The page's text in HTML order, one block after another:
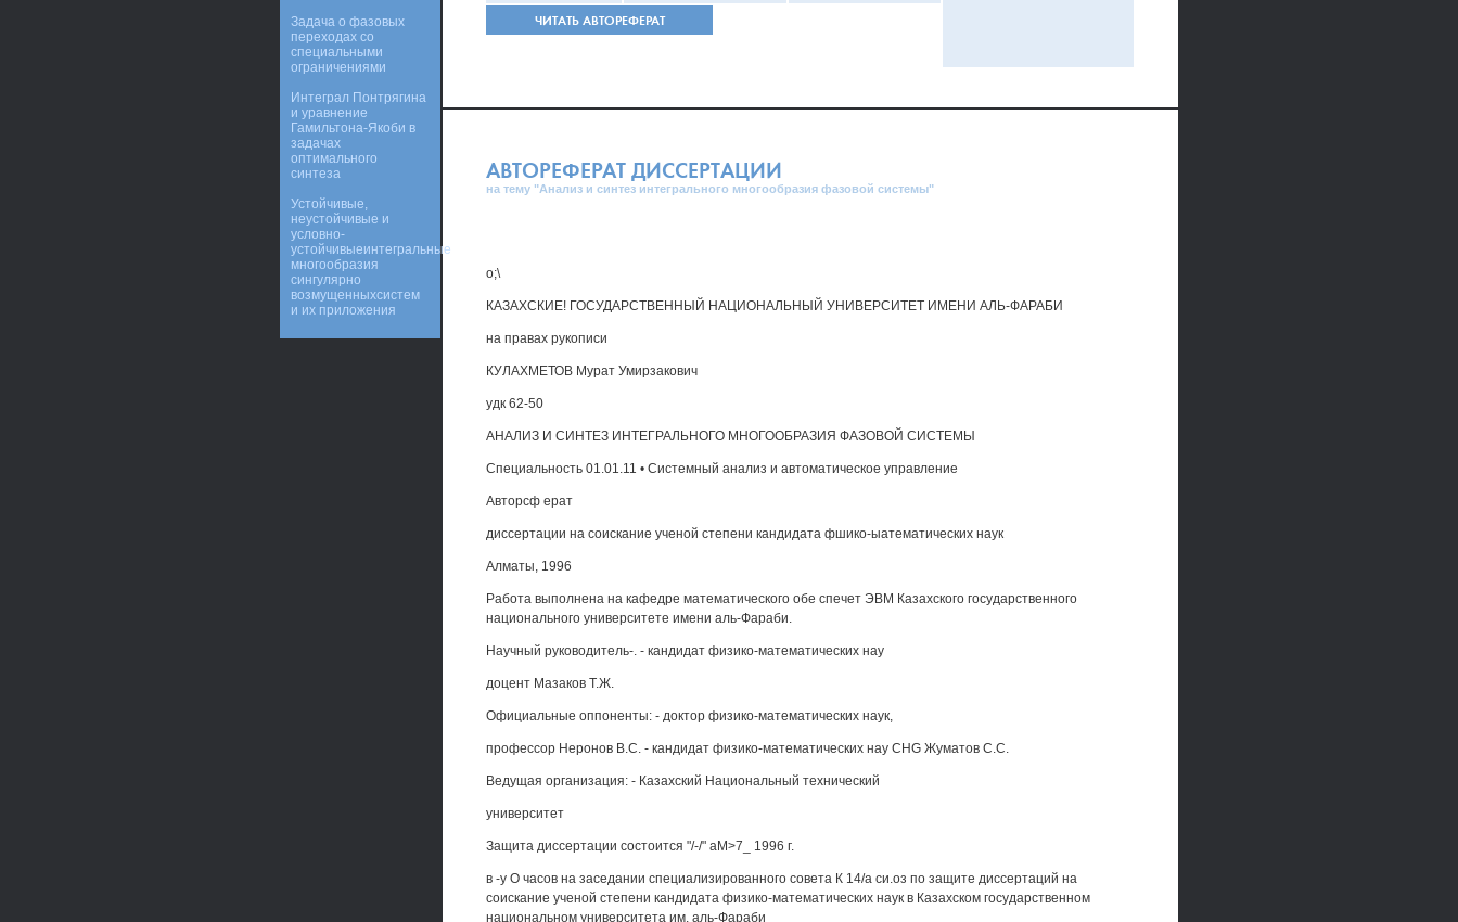
ЧИТАТЬ АВТОРЕФЕРАТ
АВТОРЕФЕРАТ ДИССЕРТАЦИИ
на тему "Анализ и синтез интегрального многообразия фазовой системы"
о;\
КАЗАХСКИЕ! ГОСУДАРСТВЕННЫЙ НАЦИОНАЛЬНЫЙ УНИВЕРСИТЕТ ИМЕНИ АЛЬ-ФАРАБИ
на правах рукописи
КУЛАХМЕТОВ Мурат Умирзакович
удк 62-50
АНАЛИЗ И СИНТЕЗ ИНТЕГРАЛЬНОГО МНОГООБРАЗИЯ ФАЗОВОЙ СИСТЕМЫ
Специальность 01.01.11 • Системный анализ и автоматическое управление
Авторсф ерат
диссертации на соискание ученой степени кандидата фшико-ыатематических наук
Алматы, 1996
Работа выполнена на кафедре математического обе спечет ЭВМ Казахского государственного
национального университете имени аль-Фараби.
Научный руководитель-. - кандидат физико-математических нау
доцент Мазаков Т.Ж.
Официальные оппоненты: - доктор физико-математических наук,
профессор Неронов B.C. - кандидат физико-математических нау CHG Жуматов С.С.
Ведущая организация: - Казахский Национальный технический
университет
Защита диссертации состоится "/-/" аМ>7_ 1996 г.
в -у О часов на заседании специализированного совета К 14/а си.оз по защите диссертаций на
соискание ученой степени кандидата физико-математических наук в Казахском государственном
национальном университета им. аль-Фараби
Задача о фазовых
переходах со
специальными
ограничениями
Интеграл Понтрягина
и уравнение
Гамильтона-Якоби в
задачах
оптимального
синтеза
Устойчивые,
неустойчивые и
условно-
устойчивыеинтегральные
многообразия
сингулярно
вoзмyщeнныхсистем
и их приложения